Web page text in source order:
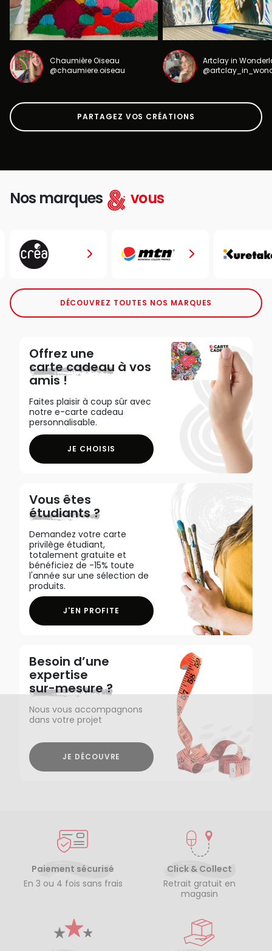
Chaumière Oiseau
@chaumiere.oiseau
Artclay in
PARTAGEZ VOS CRÉATIONS
Nos marques vous
DÉCOUVREZ TOUTES NOS MARQUES
Offrez une
carte cadeau à vos
amis !
Faites plaisir à coup sûr avec
notre e-carte cadeau
personnalisable.
JE CHOISIS
Vous êtes
étudiants ?
Demandez votre carte
privilège étudiant,
totalement gratuite et
bénéficiez de -15% toute
l'année sur une sélection de
produits.
J'EN PROFITE
Besoin d’une
expertise
sur-mesure ?
Nous vous accompagnons
dans votre projet
JE DÉCOUVRE
Paiement sécurisé
En 3 ou 4 fois sans frais
Click & Collect
Retrait gratuit en
magasin